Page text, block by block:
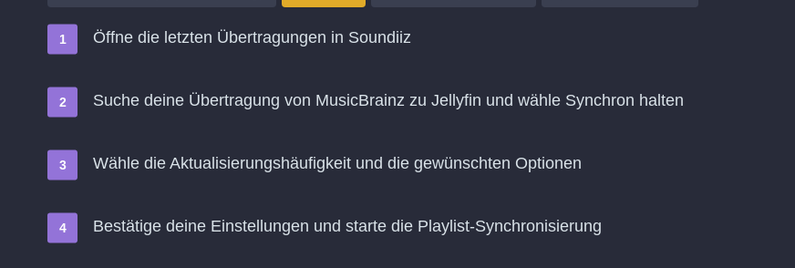
Öffne die letzten Übertragungen in Soundiiz
Suche deine Übertragung von MusicBrainz zu Jellyfin und wähle Synchron halten
Wähle die Aktualisierungshäufigkeit und die gewünschten Optionen
Bestätige deine Einstellungen und starte die Playlist-Synchronisierung